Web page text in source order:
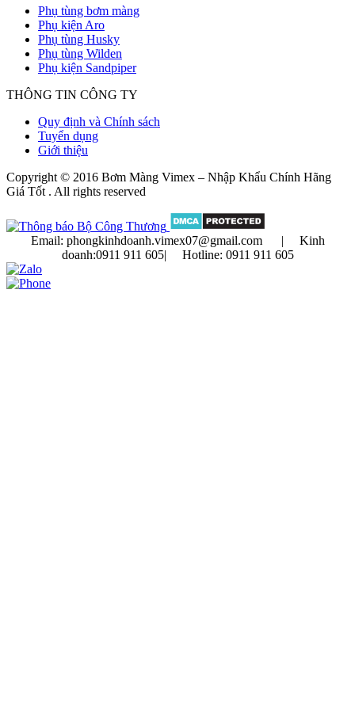
Phụ tùng bơm màng
Phụ kiện Aro
Phụ tùng Husky
Phụ tùng Wilden
Phụ kiện Sandpiper
THÔNG TIN CÔNG TY
Quy định và Chính sách
Tuyển dụng
Giới thiệu
Copyright © 2016 Bơm Màng Vimex – Nhập Khẩu Chính Hãng
Giá Tốt . All rights reserved
Email: phongkinhdoanh.vimex07@gmail.com | Kinh
doanh:0911 911 605| Hotline: 0911 911 605